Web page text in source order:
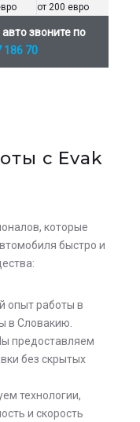
от 200 евро
звоните по
186 70
с Evak
которые
быстро и
опыт работы в
в Словакию.
предоставляем
без скрытых
технологии,
и скорость
просчет